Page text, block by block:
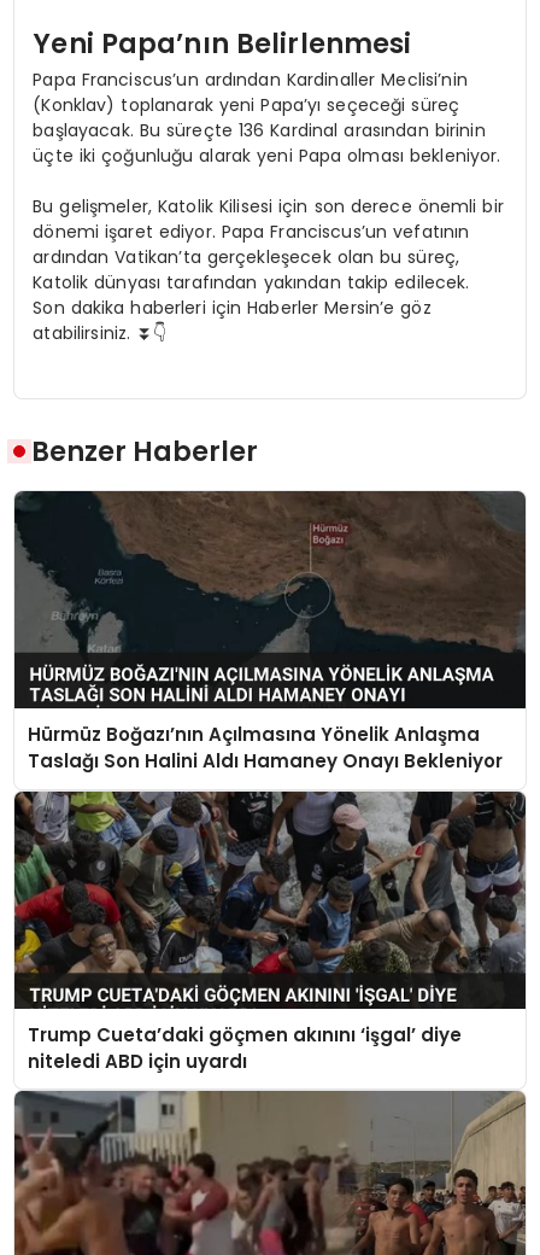
Yeni Papa’nın Belirlenmesi
Papa Franciscus’un ardından Kardinaller Meclisi’nin
(Konklav) toplanarak yeni Papa’yı seçeceği süreç
başlayacak. Bu süreçte 136 Kardinal arasından birinin
üçte iki çoğunluğu alarak yeni Papa olması bekleniyor.
Bu gelişmeler, Katolik Kilisesi için son derece önemli bir
dönemi işaret ediyor. Papa Franciscus’un vefatının
ardından Vatikan’ta gerçekleşecek olan bu süreç,
Katolik dünyası tarafından yakından takip edilecek.
Son dakika haberleri için Haberler Mersin’e göz
atabilirsiniz. ⏬👇
Benzer Haberler
Hürmüz Boğazı’nın Açılmasına Yönelik Anlaşma
Taslağı Son Halini Aldı Hamaney Onayı Bekleniyor
Trump Cueta’daki göçmen akınını ‘işgal’ diye
niteledi ABD için uyardı